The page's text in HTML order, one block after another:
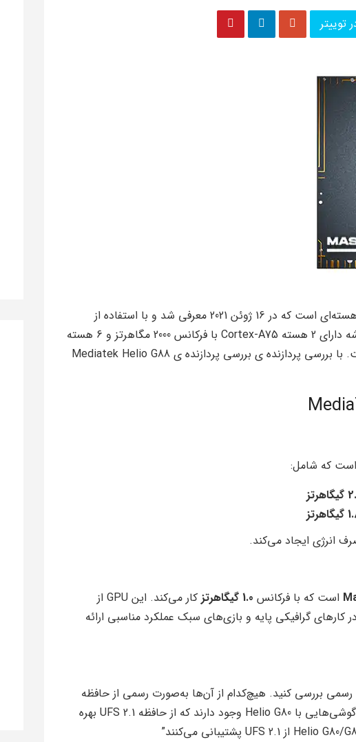
توییتر
MediaTek Helio G88 یک تراشه هشت هسته‌ای است که در 16 ژوئن 2021 معرفی شد و با استفاده از
فناوری 12 نانومتری تولید می‌شود. این تراشه دارای 2 هسته Cortex-A75 با فرکانس 2000 مگاهرتز و 6 هسته
Cortex-A55 با فرکانس 1800 مگاهرتز است. با بررسی پردازنده ی بررسی پردازنده ی Mediatek Helio G88
است که شامل:
انرژی ایجاد می‌کند.
است که با فرکانس 1.0 گیگاهرتز
کار می‌کند. این GPU از
کارهای گرافیکی پایه و بازی‌های سبک عملکرد مناسبی ارائه
بررسی کنید. هیچ‌کدام از آن‌ها به‌صورت رسمی از حافظه
UFS پشتیبانی نمی‌کنند. اما در عین حال، گوشی‌هایی با Helio G80 وجود دارند که از حافظه UFS 2.1 بهره